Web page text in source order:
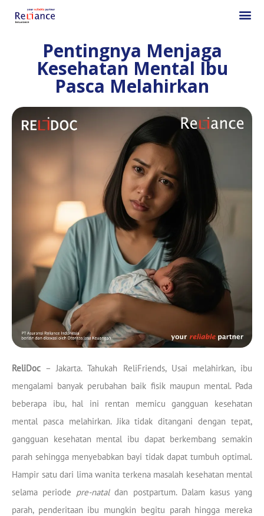
Pentingnya Menjaga
Kesehatan Mental Ibu
Pasca Melahirkan
ReliDoc – Jakarta. Tahukah ReliFriends, Usai melahirkan, ibu
mengalami banyak perubahan baik fisik maupun mental. Pada
beberapa ibu, hal ini rentan memicu gangguan kesehatan
mental pasca melahirkan. Jika tidak ditangani dengan tepat,
gangguan kesehatan mental ibu dapat berkembang semakin
parah sehingga menyebabkan bayi tidak dapat tumbuh optimal.
Hampir satu dari lima wanita terkena masalah kesehatan mental
selama periode pre-nataldan postpartum. Dalam kasus yang
parah, penderitaan ibu mungkin begitu parah hingga mereka